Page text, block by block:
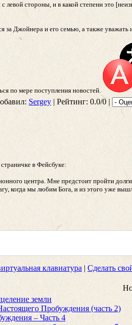
стороны, и в какой степени это
за Джойнера и его семью, а также
по мере поступления новостей.
Sergey | Рейтинг: 0.0/0 |
в Фейсбуке:
центра. Мне предстоит пройти
когда мы любим Бога, и из этого уже
клавиатура | Сделать
земли
Пробуждения (часть 2)
– Часть 4